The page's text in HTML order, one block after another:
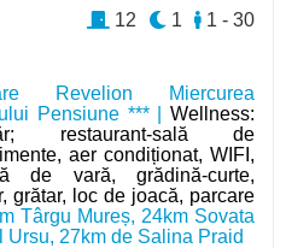
Revelion Miercurea
Pensiune *** | Wellness:
restaurant-sală de
aer condiționat, WIFI,
de vară, grădină-curte,
grătar, loc de joacă, parcare
Târgu Mureș, 24km Sovata
Ursu, 27km de Salina Praid
1 - 30
1
12